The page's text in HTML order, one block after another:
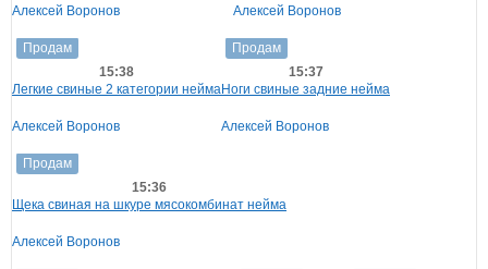
Алексей Воронов Алексей Воронов
Продам
15:38
Легкие свиные 2 категории нейма
Алексей Воронов
Продам
15:37
Ноги свиные задние нейма
Алексей Воронов
Продам
15:36
Щека свиная на шкуре мясокомбинат нейма
Алексей Воронов